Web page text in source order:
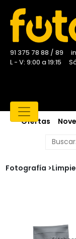
91 375 78 88 / 89
L - V: 9:00 a 19:15
Ofertas
Fotografía >